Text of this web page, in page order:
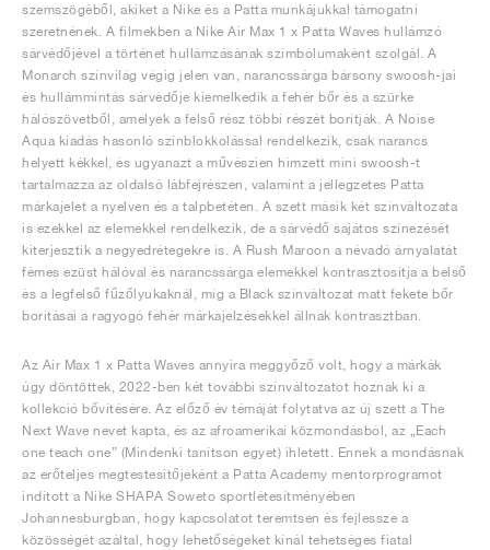
szemszögéből, akiket a Nike és a Patta munkájukkal támogatni
szeretnének. A filmekben a Nike Air Max 1 x Patta Waves hullámzó
sárvédőjével a történet hullámzásának szimbólumaként szolgál. A
Monarch színvilág végig jelen van, narancssárga bársony swoosh-jai
és hullámmintás sárvédője kiemelkedik a fehér bőr és a szürke
hálószövetből, amelyek a felső rész többi részét borítják. A Noise
Aqua kiadás hasonló színblokkolással rendelkezik, csak narancs
helyett kékkel, és ugyanazt a művészien hímzett mini swoosh-t
tartalmazza az oldalsó lábfejrészen, valamint a jellegzetes Patta
márkajelet a nyelven és a talpbetéten. A szett másik két színváltozata
is ezekkel az elemekkel rendelkezik, de a sárvédő sajátos színezését
kiterjesztik a negyedrétegekre is. A Rush Maroon a névadó árnyalatát
fémes ezüst hálóval és narancssárga elemekkel kontrasztosítja a belső
és a legfelső fűzőlyukaknál, míg a Black színváltozat matt fekete bőr
borításai a ragyogó fehér márkajelzésekkel állnak kontrasztban.
Az Air Max 1 x Patta Waves annyira meggyőző volt, hogy a márkák
úgy döntöttek, 2022-ben két további színváltozatot hoznak ki a
kollekció bővítésére. Az előző év témáját folytatva az új szett a The
Next Wave nevet kapta, és az afroamerikai közmondásból, az „Each
one teach one” (Mindenki tanítson egyet) ihletett. Ennek a mondásnak
az erőteljes megtestesítőjeként a Patta Academy mentorprogramot
indított a Nike SHAPA Soweto sportlétesítményében
Johannesburgban, hogy kapcsolatot teremtsen és fejlessze a
közösségét azáltal, hogy lehetőségeket kínál tehetséges fiatal